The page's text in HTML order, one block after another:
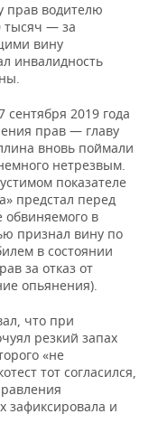
прав водителю
тысяч — за
вину
инвалидность
2019 года
прав — главу
вновь поймали
нетрезвым.
показателе
предстал перед
в
признал вину по
в состоянии
за отказ от
опьянения).
что при
резкий запах
«не
тот согласился,
зафиксировала и